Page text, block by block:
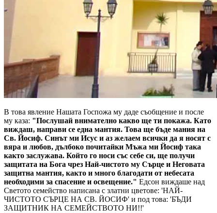
В това явление Нашата Госпожа му даде съобщение и после
му каза: "Послушай внимателно какво ще ти покажа. Като
виждаш, направи се една мантия. Това ще бъде мания на
Св. Йосиф. Синът ми Исус и аз желаем всички да я носят с
вяра и любов, дълбоко почитайки Мъжа ми Йосиф така
както заслужава. Който го носи със себе си, ще получи
защитата на Бога чрез Най-чистото му Сърце и Неговата
защитна мантия, както и много благодати от небесата
необходими за спасение и освещение." Едсон виждаше над
Светото семейство написана с златни цветове: 'НАЙ-
ЧИСТОТО СЪРЦЕ НА СВ. ЙОСИФ' и под това: 'БЪДИ
ЗАЩИТНИК НА СЕМЕЙСТВОТО НИ!!'